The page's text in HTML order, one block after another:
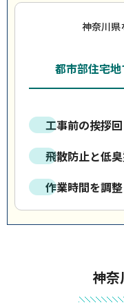
神奈川県
都市部住宅
工事前の挨拶
飛散防止と低
作業時間を調
神奈